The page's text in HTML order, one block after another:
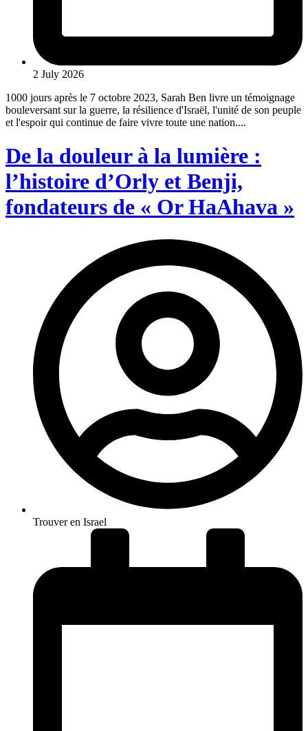
2 July 2026
1000 jours après le 7 octobre 2023, Sarah Ben livre un témoignage
bouleversant sur la guerre, la résilience d'Israël, l'unité de son peuple
et l'espoir qui continue de faire vivre toute une nation....
De la douleur à la lumière :
l’histoire d’Orly et Benji,
fondateurs de « Or HaAhava »
Trouver en Israel